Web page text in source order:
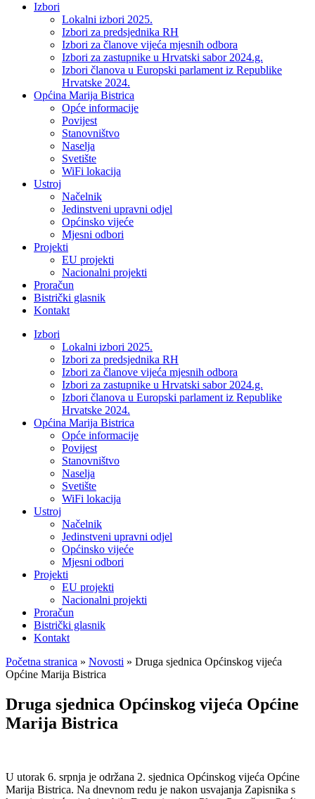
Izbori
Lokalni izbori 2025.
Izbori za predsjednika RH
Izbori za članove vijeća mjesnih odbora
Izbori za zastupnike u Hrvatski sabor 2024.g.
Izbori članova u Europski parlament iz Republike
Hrvatske 2024.
Općina Marija Bistrica
Opće informacije
Povijest
Stanovništvo
Naselja
Svetište
WiFi lokacija
Ustroj
Načelnik
Jedinstveni upravni odjel
Općinsko vijeće
Mjesni odbori
Projekti
EU projekti
Nacionalni projekti
Proračun
Bistrički glasnik
Kontakt
Izbori
Lokalni izbori 2025.
Izbori za predsjednika RH
Izbori za članove vijeća mjesnih odbora
Izbori za zastupnike u Hrvatski sabor 2024.g.
Izbori članova u Europski parlament iz Republike
Hrvatske 2024.
Općina Marija Bistrica
Opće informacije
Povijest
Stanovništvo
Naselja
Svetište
WiFi lokacija
Ustroj
Načelnik
Jedinstveni upravni odjel
Općinsko vijeće
Mjesni odbori
Projekti
EU projekti
Nacionalni projekti
Proračun
Bistrički glasnik
Kontakt
Početna stranica » Novosti » Druga sjednica Općinskog vijeća
Općine Marija Bistrica
Druga sjednica Općinskog vijeća Općine
Marija Bistrica
U utorak 6. srpnja je održana 2. sjednica Općinskog vijeća Općine
Marija Bistrica. Na dnevnom redu je nakon usvajanja Zapisnika s